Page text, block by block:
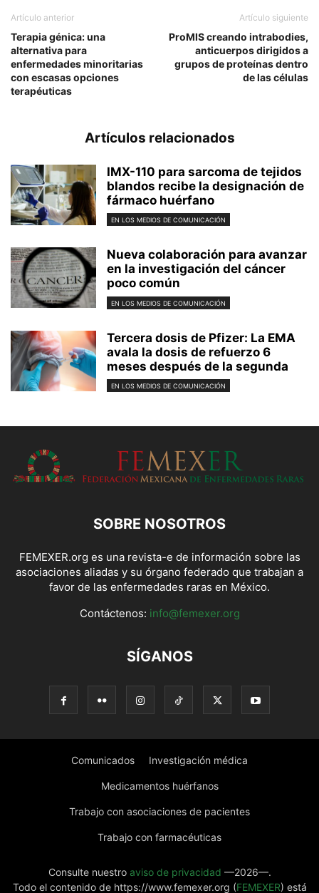
Artículo anterior
Terapia génica: una
alternativa para
enfermedades minoritarias
con escasas opciones
terapéuticas
Artículo siguiente
ProMIS creando intrabodies,
anticuerpos dirigidos a
grupos de proteínas dentro
de las células
Artículos relacionados
IMX-110 para sarcoma de tejidos
blandos recibe la designación de
fármaco huérfano
EN LOS MEDIOS DE COMUNICACIÓN
Nueva colaboración para avanzar
en la investigación del cáncer
poco común
EN LOS MEDIOS DE COMUNICACIÓN
Tercera dosis de Pfizer: La EMA
avala la dosis de refuerzo 6
meses después de la segunda
EN LOS MEDIOS DE COMUNICACIÓN
SOBRE NOSOTROS
FEMEXER.org es una revista-e de información sobre las
asociaciones aliadas y su órgano federado que trabajan a
favor de las enfermedades raras en México.
Contáctenos: info@femexer.org
SÍGANOS
Comunicados Investigación médica
Medicamentos huérfanos
Trabajo con asociaciones de pacientes
Trabajo con farmacéuticas
Consulte nuestro aviso de privacidad —2026—.
Todo el contenido de https://www.femexer.org (FEMEXER) está